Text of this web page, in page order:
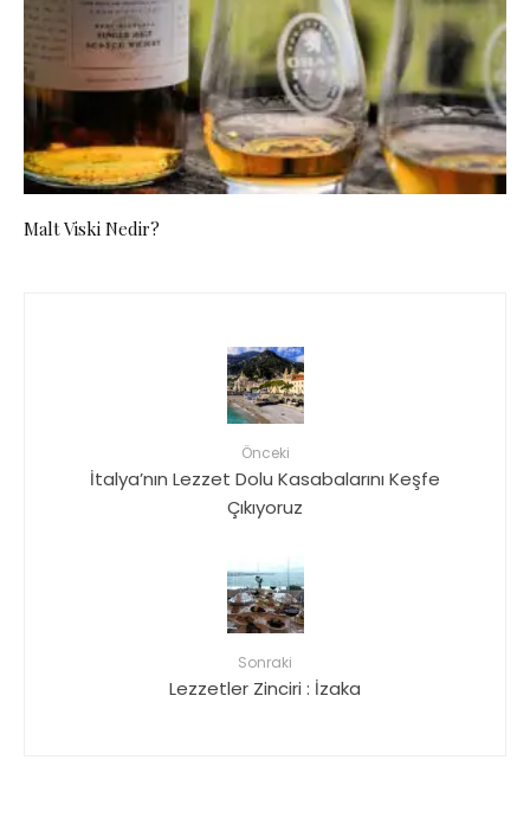
Malt Viski Nedir?
Önceki
İtalya’nın Lezzet Dolu Kasabalarını Keşfe
Çıkıyoruz
Sonraki
Lezzetler Zinciri : İzaka